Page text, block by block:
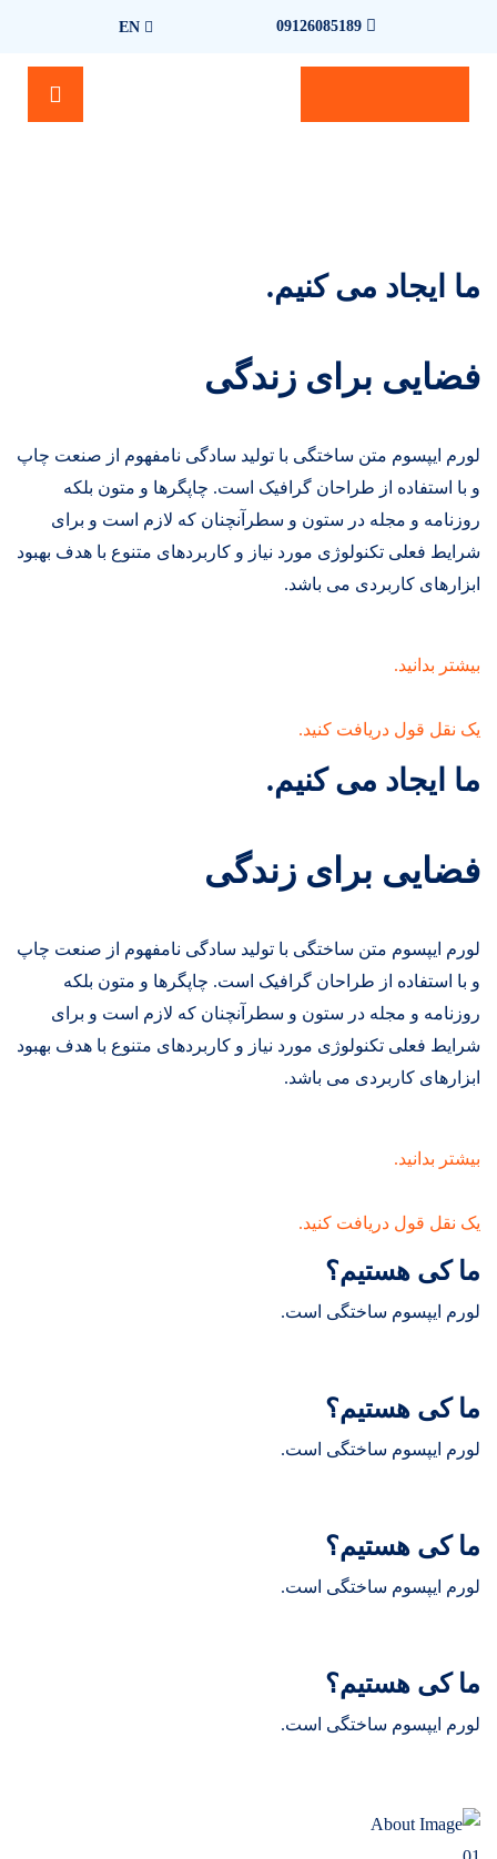
09126085189
EN
ما ایجاد می کنیم.
فضایی برای زندگی
لورم ایپسوم متن ساختگی با تولید سادگی نامفهوم از صنعت چاپ
و با استفاده از طراحان گرافیک است. چاپگرها و متون بلکه
روزنامه و مجله در ستون و سطرآنچنان که لازم است و برای
شرایط فعلی تکنولوژی مورد نیاز و کاربردهای متنوع با هدف بهبود
ابزارهای کاربردی می باشد.
بیشتر بدانید.
یک نقل قول دریافت کنید.
ما ایجاد می کنیم.
فضایی برای زندگی
لورم ایپسوم متن ساختگی با تولید سادگی نامفهوم از صنعت چاپ
و با استفاده از طراحان گرافیک است. چاپگرها و متون بلکه
روزنامه و مجله در ستون و سطرآنچنان که لازم است و برای
شرایط فعلی تکنولوژی مورد نیاز و کاربردهای متنوع با هدف بهبود
ابزارهای کاربردی می باشد.
بیشتر بدانید.
یک نقل قول دریافت کنید.
ما کی هستیم؟
لورم ایپسوم ساختگی است.
ما کی هستیم؟
لورم ایپسوم ساختگی است.
ما کی هستیم؟
لورم ایپسوم ساختگی است.
ما کی هستیم؟
لورم ایپسوم ساختگی است.